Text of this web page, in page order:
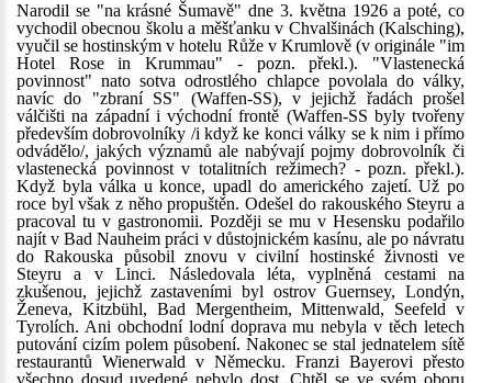
Narodil se "na krásné Šumavě" dne 3. května 1926 a poté, co
vychodil obecnou školu a měšťanku v Chvalšinách (Kalsching),
vyučil se hostinským v hotelu Růže v Krumlově (v originále "im
Hotel Rose in Krummau" - pozn. překl.). "Vlastenecká
povinnost" nato sotva odrostlého chlapce povolala do války,
navíc do "zbraní SS" (Waffen-SS), v jejichž řadách prošel
válčišti na západní i východní frontě (Waffen-SS byly tvořeny
především dobrovolníky /i když ke konci války se k nim i přímo
odvádělo/, jakých významů ale nabývají pojmy dobrovolník či
vlastenecká povinnost v totalitních režimech? - pozn. překl.).
Když byla válka u konce, upadl do amerického zajetí. Už po
roce byl však z něho propuštěn. Odešel do rakouského Steyru a
pracoval tu v gastronomii. Později se mu v Hesensku podařilo
najít v Bad Nauheim práci v důstojnickém kasínu, ale po návratu
do Rakouska působil znovu v civilní hostinské živnosti ve
Steyru a v Linci. Následovala léta, vyplněná cestami na
zkušenou, jejichž zastaveními byl ostrov Guernsey, Londýn,
Ženeva, Kitzbühl, Bad Mergentheim, Mittenwald, Seefeld v
Tyrolích. Ani obchodní lodní doprava mu nebyla v těch letech
putování cizím polem působení. Nakonec se stal jednatelem sítě
restaurantů Wienerwald v Německu. Franzi Bayerovi přesto
všechno dosud uvedené nebylo dost. Chtěl se ve svém oboru